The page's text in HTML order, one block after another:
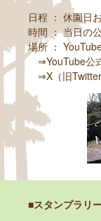
日程 ： 休園日
時間 ： 当日の
場所 ：
⇒YouTube公
⇒X（旧
■スタンプラリ